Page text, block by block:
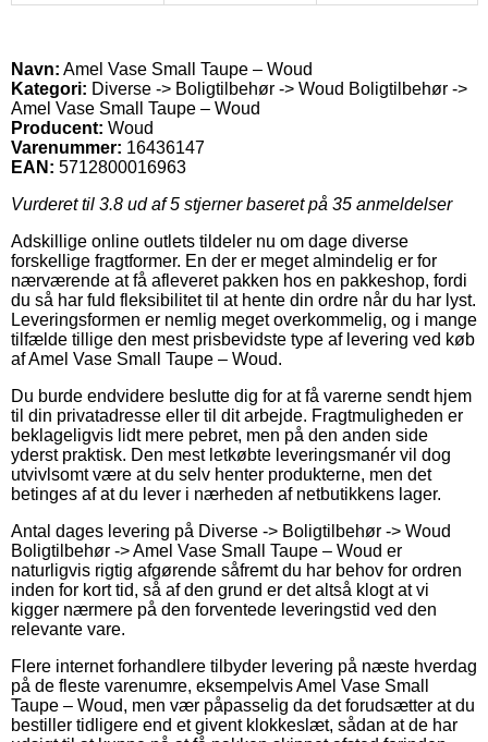
Navn: Amel Vase Small Taupe – Woud
Kategori: Diverse -> Boligtilbehør -> Woud Boligtilbehør ->
Amel Vase Small Taupe – Woud
Producent: Woud
Varenummer: 16436147
EAN: 5712800016963
Vurderet til 3.8 ud af 5 stjerner baseret på 35 anmeldelser
Adskillige online outlets tildeler nu om dage diverse
forskellige fragtformer. En der er meget almindelig er for
nærværende at få afleveret pakken hos en pakkeshop, fordi
du så har fuld fleksibilitet til at hente din ordre når du har lyst.
Leveringsformen er nemlig meget overkommelig, og i mange
tilfælde tillige den mest prisbevidste type af levering ved køb
af Amel Vase Small Taupe – Woud.
Du burde endvidere beslutte dig for at få varerne sendt hjem
til din privatadresse eller til dit arbejde. Fragtmuligheden er
beklageligvis lidt mere pebret, men på den anden side
yderst praktisk. Den mest letkøbte leveringsmanér vil dog
utvivlsomt være at du selv henter produkterne, men det
betinges af at du lever i nærheden af netbutikkens lager.
Antal dages levering på Diverse -> Boligtilbehør -> Woud
Boligtilbehør -> Amel Vase Small Taupe – Woud er
naturligvis rigtig afgørende såfremt du har behov for ordren
inden for kort tid, så af den grund er det altså klogt at vi
kigger nærmere på den forventede leveringstid ved den
relevante vare.
Flere internet forhandlere tilbyder levering på næste hverdag
på de fleste varenumre, eksempelvis Amel Vase Small
Taupe – Woud, men vær påpasselig da det forudsætter at du
bestiller tidligere end et givent klokkeslæt, sådan at de har